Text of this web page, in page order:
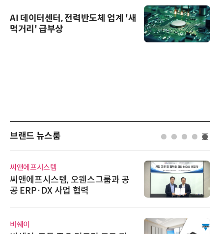
AI 데이터센터, 전력반도체 업계 '새
먹거리' 급부상
브랜드 뉴스룸
씨앤에프시스템
씨앤에프시스템, 오웬스그룹과 공
공 ERP·DX 사업 협력
비쉐이